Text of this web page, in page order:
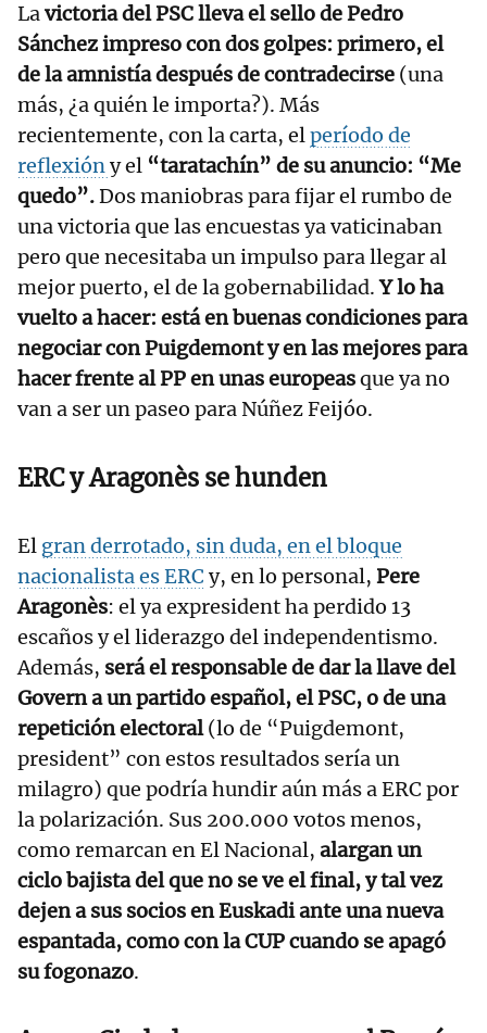
Lavictoria del PSC lleva el sello de Pedro
Sánchez impreso con dos golpes: primero, el
de la amnistía después de contradecirse (una
más, ¿a quién le importa?). Más
recientemente, con la carta, elperíodo de
reflexióny el “taratachín” de su anuncio: “Me
quedo”.Dos maniobras para fijar el rumbo de
una victoria que las encuestas ya vaticinaban
pero que necesitaba un impulso para llegar al
mejor puerto, el de la gobernabilidad.Y lo ha
vuelto a hacer: está en buenas condiciones para
negociar con Puigdemont y en las mejores para
hacer frente al PP en unas europeasque ya no
van a ser un paseo para Núñez Feijóo.
ERC y Aragonès se hunden
El gran derrotado, sin duda, en el bloque
nacionalista es ERC y, en lo personal, Pere
Aragonès: el ya expresident ha perdido 13
escaños y el liderazgo del independentismo.
Además, será el responsable de dar la llave del
Govern a un partido español, el PSC, o de una
repetición electoral(lo de “Puigdemont,
president” con estos resultados sería un
milagro) que podría hundir aún más a ERC por
la polarización. Sus 200.000 votos menos,
como remarcan en El Nacional, alargan un
ciclo bajista del que no se ve el final, y tal vez
dejen a sus socios en Euskadi ante una nueva
espantada, como con la CUP cuando se apagó
su fogonazo.